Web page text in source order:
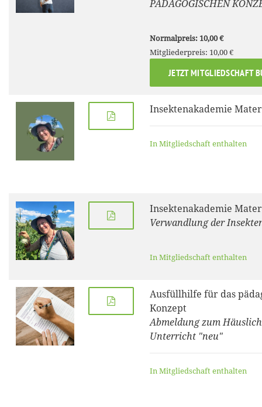
PÄDAGOGISCHEN
Normalpreis: 10,00 €
Mitgliederpreis: 10,00 €
JETZT MITGLIEDSCHAFT
Insektenakademie
In Mitgliedschaft enthalten
Insektenakademie
Verwandlung der
In Mitgliedschaft enthalten
Ausfüllhilfe für das
Konzept
Abmeldung zum
Unterricht "neu"
In Mitgliedschaft enthalten